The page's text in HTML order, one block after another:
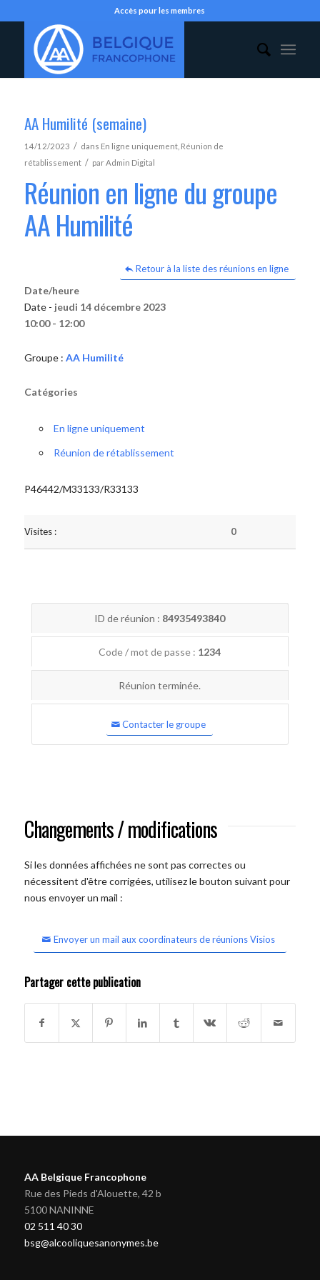
Accès pour les membres
AA Humilité (semaine)
14/12/2023 / dans En ligne uniquement, Réunion de
rétablissement / parAdmin Digital
Réunion en ligne du groupe
AA Humilité
Retour à la liste des réunions en ligne
Date/heure
Date - jeudi 14 décembre 2023
10:00 - 12:00
Groupe : AA Humilité
Catégories
En ligne uniquement
Réunion de rétablissement
P46442/M33133/R33133
Visites : 0
ID de réunion : 84935493840
Code / mot de passe : 1234
Réunion terminée.
Contacter le groupe
Changements / modifications
Si les données affichées ne sont pas correctes ou
nécessitent d'être corrigées, utilisez le bouton suivant pour
nous envoyer un mail :
Envoyer un mail aux coordinateurs de réunions Visios
Partager cette publication
AA Belgique Francophone
Rue des Pieds d'Alouette, 42 b
5100 NANINNE
02 511 40 30
bsg@alcooliquesanonymes.be